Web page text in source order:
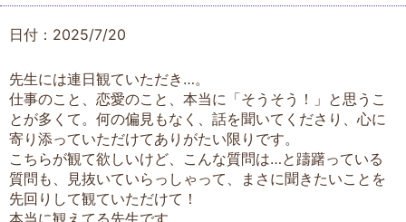
日付：2025/7/20
先生には連日観ていただき…。
仕事のこと、恋愛のこと、本当に「そうそう！」と思うこ
とが多くて。何の偏見もなく、話を聞いてくださり、心に
寄り添っていただけてありがたい限りです。
こちらが観て欲しいけど、こんな質問は…と躊躇っている
質問も、見抜いていらっしゃって、まさに聞きたいことを
先回りして観ていただけて！
本当に観えてる先生です。